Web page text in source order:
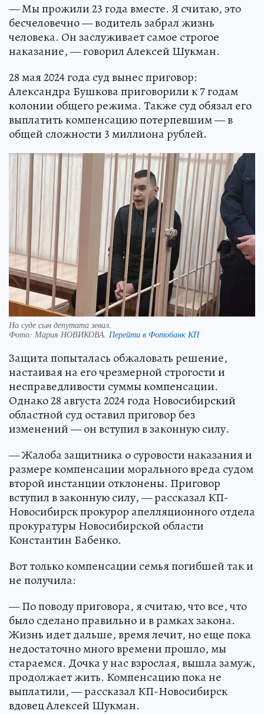
— Мы прожили 23 года вместе. Я считаю, это
бесчеловечно — водитель забрал жизнь
человека. Он заслуживает самое строгое
наказание, — говорил Алексей Шукман.
28 мая 2024 года суд вынес приговор:
Александра Бушкова приговорили к 7 годам
колонии общего режима. Также суд обязал его
выплатить компенсацию потерпевшим — в
общей сложности 3 миллиона рублей.
На суде сын депутата зевал.
Фото: Мария НОВИКОВА. Перейти в Фотобанк КП
Защита попыталась обжаловать решение,
настаивая на его чрезмерной строгости и
несправедливости суммы компенсации.
Однако 28 августа 2024 года Новосибирский
областной суд оставил приговор без
изменений — он вступил в законную силу.
— Жалоба защитника о суровости наказания и
размере компенсации морального вреда судом
второй инстанции отклонены. Приговор
вступил в законную силу, — рассказал КП-
Новосибирск прокурор апелляционного отдела
прокуратуры Новосибирской области
Константин Бабенко.
Вот только компенсации семья погибшей так и
не получила:
— По поводу приговора, я считаю, что все, что
было сделано правильно и в рамках закона.
Жизнь идет дальше, время лечит, но еще пока
недостаточно много времени прошло, мы
стараемся. Дочка у нас взрослая, вышла замуж,
продолжает жить. Компенсацию пока не
выплатили, — рассказал КП-Новосибирск
вдовец Алексей Шукман.